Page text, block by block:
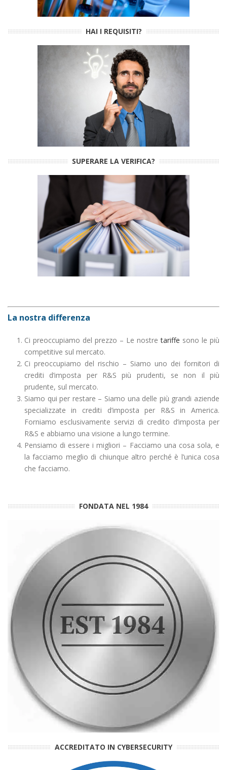
HAI I REQUISITI?
SUPERARE LA VERIFICA?
La nostra differenza
Ci preoccupiamo del prezzo – Le nostretariffe sono le più
competitive sul mercato.
Ci preoccupiamo del rischio – Siamo uno dei fornitori di
crediti d’imposta per R&S più prudenti, se non il più
prudente, sul mercato.
Siamo qui per restare – Siamo una delle più grandi aziende
specializzate in crediti d’imposta per R&S in America.
Forniamo esclusivamente servizi di credito d’imposta per
R&S e abbiamo una visione a lungo termine.
Pensiamo di essere i migliori – Facciamo una cosa sola, e
la facciamo meglio di chiunque altro perché è l’unica cosa
che facciamo.
FONDATA NEL 1984
ACCREDITATO IN CYBERSECURITY